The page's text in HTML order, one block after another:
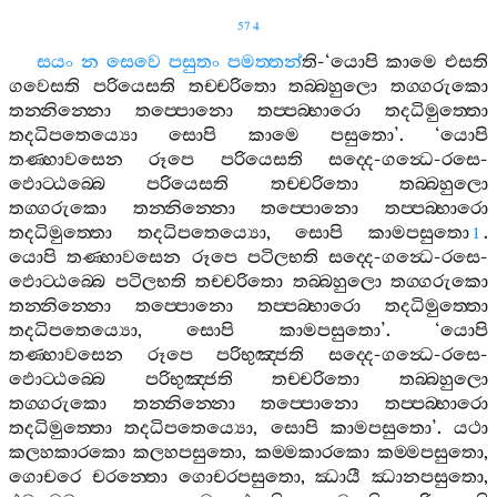
574
සයං න සෙවෙ පසුතං පමත‍්තන්ති-‘යොපි කාමෙ එසති
ගවෙසති
පරියෙසති තච‍්චරිතො තබ‍්බහුලො
තග‍්ගරුකො
තන‍්නින‍්නො
තප‍්පොනො තප‍්පබ‍්භාරො
තදධිමුත‍්තො
තදධිපතෙය්‍යො
සොපි කාමෙ පසුතො’. ‘යොපි
තණ‍්හාවසෙන
රූපෙ පරියෙසති සද‍්දෙ-ගන්‍ධෙ-රසෙ-
ඵොට‍්ඨබ‍්බෙ
පරියෙසති තච‍්චරිතො
තබ‍්බහුලො
තග‍්ගරුකො
තන‍්නින‍්නො තප‍්පොනො
තප‍්පබ‍්භාරො
තදධිමුත‍්තො
තදධිපතෙය්‍යො,සොපි කාමපසුතො 1 .
යොපි තණ‍්හාවසෙන රූපෙ පටිලභති සද‍්දෙ-ගන්‍ධෙ-රසෙ-
ඵොට‍්ඨබ‍්බෙ පටිලභති තච‍්චරිතො තබ‍්බහුලො තග‍්ගරුකො
තන‍්නින‍්නො
තප‍්පොනො තප‍්පබ‍්භාරො
තදධිමුත‍්තො
තදධිපතෙය්‍යො,සොපි කාමපසුතො’. ‘යොපි
තණ‍්හාවසෙන
රූපෙ පරිභුඤ‍්ජති සද‍්දෙ-ගන්‍ධෙ-රසෙ-
ඵොට‍්ඨබ‍්බෙ
පරිභුඤ‍්ජති තච‍්චරිතො
තබ‍්බහුලො
තග‍්ගරුකො
තන‍්නින‍්නො තප‍්පොනො
තප‍්පබ‍්භාරො
තදධිමුත‍්තො තදධිපතෙය්‍යො, සොපි කාමපසුතො’. යථා
කලහකාරකො කලහපසුතො, කම‍්මකාරකො කම‍්මපසුතො,
ගොචරෙ චරන‍්තො ගොචරපසුතො,ඣායී ඣානපසුතො,